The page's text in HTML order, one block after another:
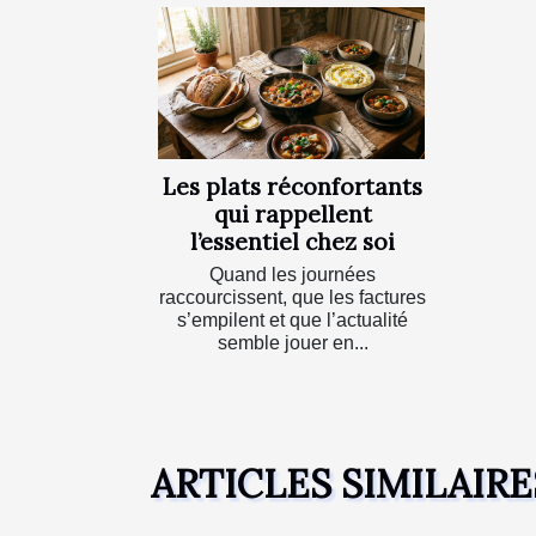
Les plats réconfortants
qui rappellent
l’essentiel chez soi
Quand les journées
raccourcissent, que les factures
s’empilent et que l’actualité
semble jouer en...
ARTICLES